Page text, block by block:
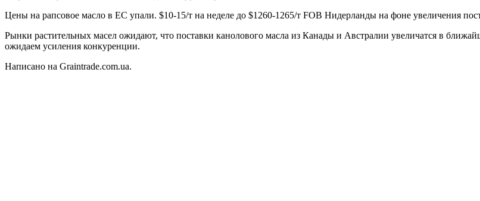
Цены на рапсовое масло в ЕС упали. $10-15/т на неделе до $1260-1265/т FOB Нидерланды на фоне увеличения
Рынки растительных масел ожидают, что поставки канолового масла из Канады и Австралии увеличатся в
ожидаем усиления конкуренции.
Написано на Graintrade.com.ua.